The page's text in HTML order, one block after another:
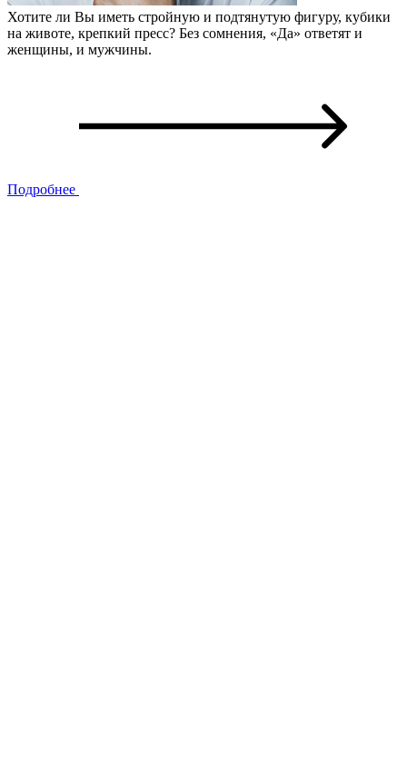
Хотите ли Вы иметь стройную и подтянутую фигуру, кубики
на животе, крепкий пресс? Без сомнения, «Да» ответят и
женщины, и мужчины.
Подробнее